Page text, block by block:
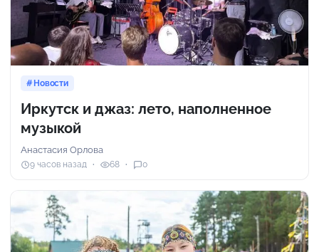
Новости
Иркутск и джаз: лето, наполненное
музыкой
Анастасия Орлова
9 часов назад 68 0